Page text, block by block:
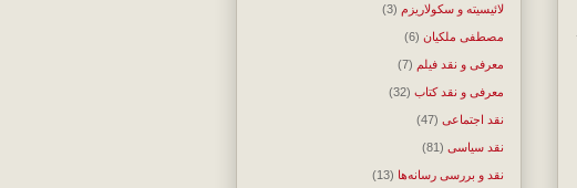
لائیسیته و سکولاریزم (3)
مصطفی ملکیان (6)
معرفی و نقد فیلم (7)
معرفی و نقد کتاب (32)
نقد اجتماعی (47)
نقد سیاسی (81)
نقد و بررسی رسانه‌ها (13)